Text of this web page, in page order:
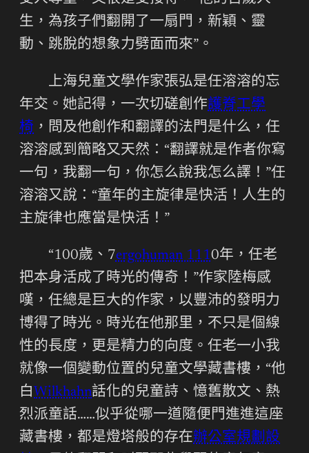
生，為孩子們翻開了一扇門，新穎、靈
動、跳脫的想象力劈面而來”。
上海兒童文學作家張弘是任溶溶的忘
年交。她記得，一次切磋創作護脊工學
椅 ，問及他創作和翻譯的法門是什么，任
溶溶感到簡略又天然：“翻譯就是作者你寫
一句，我翻一句，你怎么說我怎么譯！”任
溶溶又說：“童年的主旋律是快活！人生的
主旋律也應當是快活！”
“100歲、7ergohuman 1110年，任老
把本身活成了時光的傳奇！”作家陸梅感
嘆，任總是巨大的作家，以豐沛的發明力
博得了時光。時光在他那里，不只是個線
性的長度，更是精力的向度。任老一小我
就像一個變動位置的兒童文學藏書樓，“他
白Wilkhahn話化的兒童詩、憶舊散文、熱
烈派童話……似乎從哪一道隨便門進進這座
藏書樓，都是燈塔般的存在辦公室規劃設